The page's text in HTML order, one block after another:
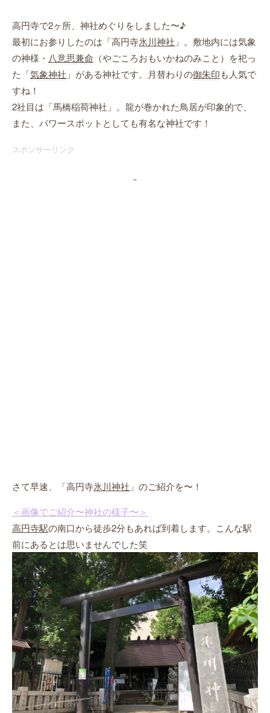
高円寺で2ヶ所、神社めぐりをしました〜♪
最初にお参りしたのは「高円寺氷川神社 」。敷地内には気象
の神様・ 八意思兼命 （やごころおもいかねのみこと）を祀っ
た「気象神社 」がある神社です。月替わりの御朱印も人気で
すね！
2社目は「馬橋稲荷神社」。龍が巻かれた鳥居が印象的で、
また、パワースポットとしても有名な神社です！
スポンサーリンク
さて早速、「高円寺氷川神社 」のご紹介を〜！
＜画像でご紹介〜神社の様子〜＞
高円寺駅の南口から徒歩2分もあれば到着します。こんな駅
前にあるとは思いませんでした笑